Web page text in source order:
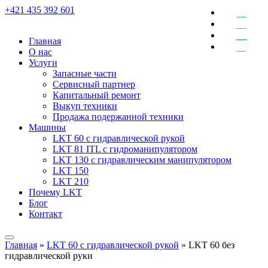
+421 435 392 601
Главная
О нас
Услуги
Запасные части
Сервисный партнер
Капитальный ремонт
Выкуп техники
Продажа подержанной техники
Машины
LKT 60 с гидравлической рукой
LKT 81 ITL с гидроманипулятором
LKT 130 с гидравлическим манипулятором
LKT 150
LKT 210
Почему LKT
Блог
Контакт
Главная » LKT 60 с гидравлической рукой » LKT 60 без
гидравлической руки